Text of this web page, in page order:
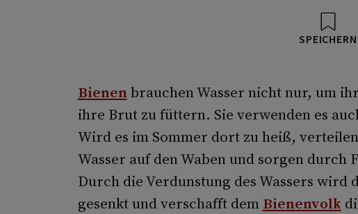
SPEICHERN
Bienenbrauchen Wasser nicht nur, um
ihre Brut zu füttern. Sie verwenden es
Wird es im Sommer dort zu heiß,
Wasser auf den Waben und sorgen
Durch die Verdunstung des Wassers
gesenkt und verschafft dem Bienenvolk